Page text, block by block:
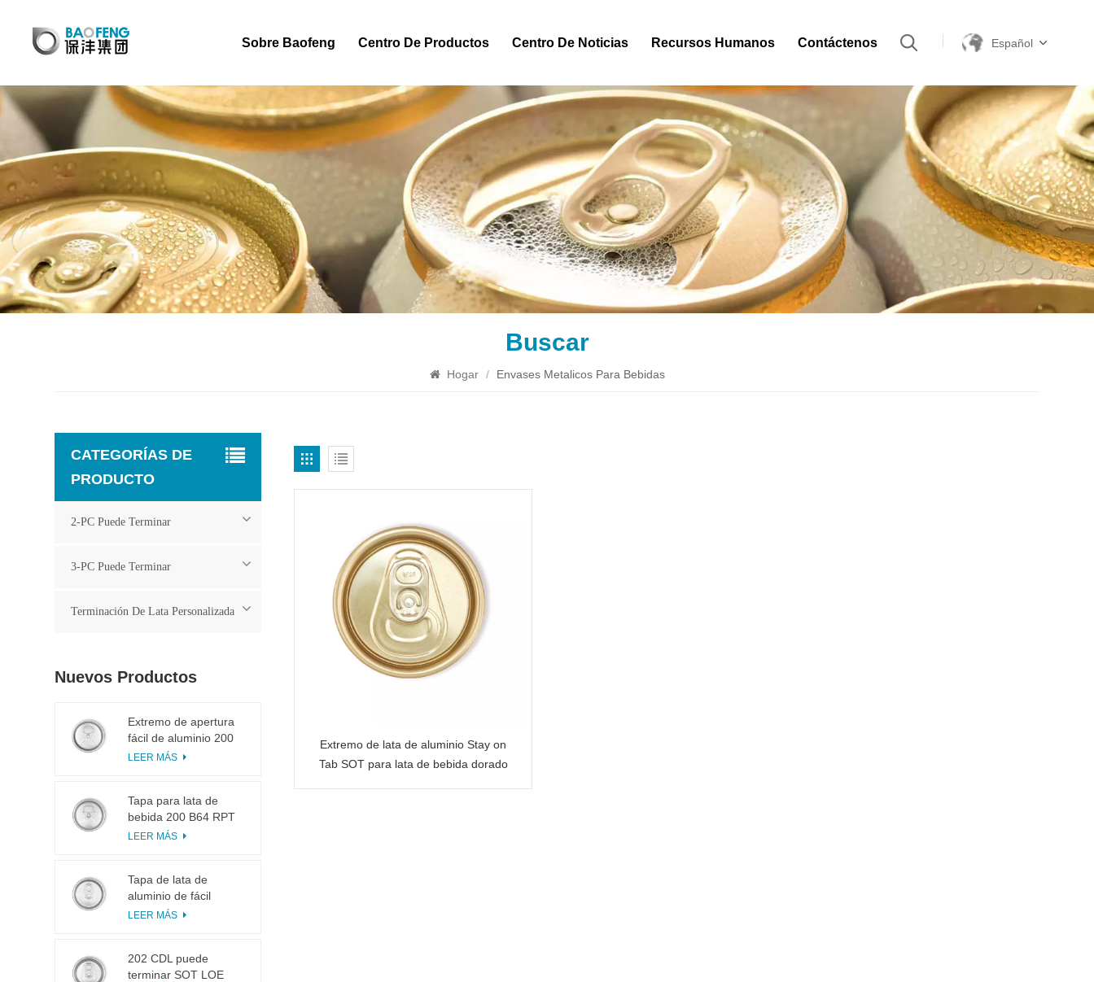
Sobre Baofeng Centro De Productos Centro De Noticias Recursos Humanos Contáctenos Español
Buscar
Hogar / Envases Metalicos Para Bebidas
Extremo de lata de aluminio Stay on
Tab SOT para lata de bebida dorado
CATEGORÍAS DE
PRODUCTO
2-PC Puede Terminar
3-PC Puede Terminar
Terminación De Lata Personalizada
Nuevos Productos
Extremo de apertura
fácil de aluminio 200
B64 RPT LOE
LEER MÁS
Tapa para lata de
bebida 200 B64 RPT
SOE plateada, fácil de
LEER MÁS
Tapa de lata de
aluminio de fácil
apertura 200 B64 SOT
LEER MÁS
202 CDL puede
terminar SOT LOE